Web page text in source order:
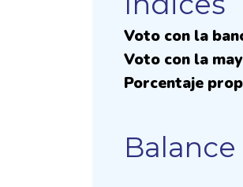
Voto con la
Voto con la
Porcentaje